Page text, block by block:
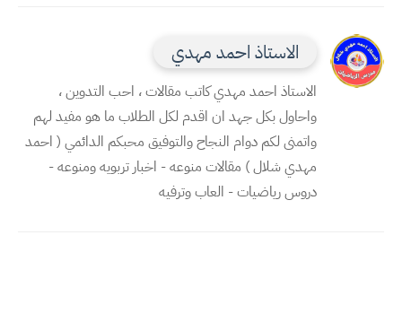
الاستاذ احمد مهدي
الاستاذ احمد مهدي كاتب مقالات ، احب التدوين ،
واحاول بكل جهد ان اقدم لكل الطلاب ما هو مفيد لهم
واتمنى لكم دوام النجاح والتوفيق محبكم الدائمي ( احمد
مهدي شلال ) مقالات منوعه - اخبار تربويه ومنوعه -
دروس رياضيات - العاب وترفيه